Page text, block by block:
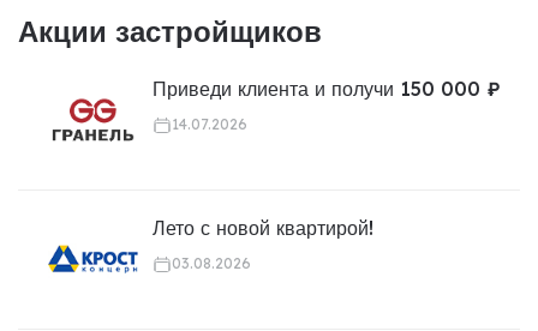
Акции застройщиков
Приведи клиента и получи 150 000 ₽
14.07.2026
Лето с новой квартирой!
03.08.2026